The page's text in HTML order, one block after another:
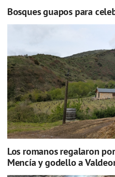
Bosques guapos para
Los romanos regalaron
Mencía y godello a